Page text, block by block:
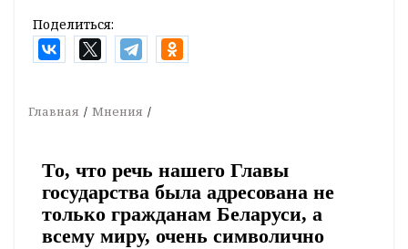
Поделиться:
Главная Мнения
То, что речь нашего Главы
государства была адресована не
только гражданам Беларуси, а
всему миру, очень символично